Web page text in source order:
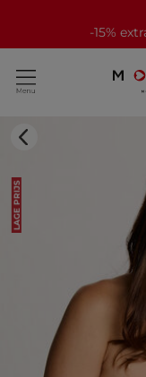
-15%
LAGE PRIJS